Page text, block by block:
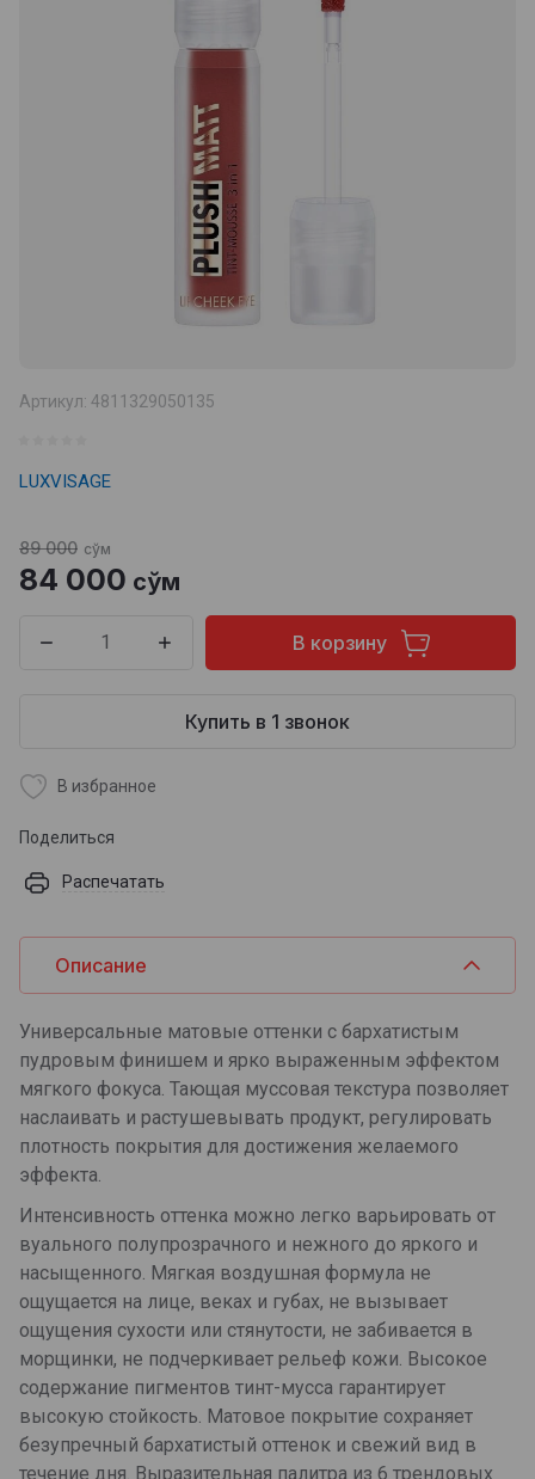
Артикул: 4811329050135
LUXVISAGE
89 000 сўм
84 000 сўм
В корзину
Купить в 1 звонок
В избранное
Поделиться
Распечатать
Описание
Универсальные матовые оттенки с бархатистым
пудровым финишем и ярко выраженным эффектом
мягкого фокуса. Тающая муссовая текстура позволяет
наслаивать и растушевывать продукт, регулировать
плотность покрытия для достижения желаемого
эффекта.
Интенсивность оттенка можно легко варьировать от
вуального полупрозрачного и нежного до яркого и
насыщенного. Мягкая воздушная формула не
ощущается на лице, веках и губах, не вызывает
ощущения сухости или стянутости, не забивается в
морщинки, не подчеркивает рельеф кожи. Высокое
содержание пигментов тинт-мусса гарантирует
высокую стойкость. Матовое покрытие сохраняет
безупречный бархатистый оттенок и свежий вид в
течение дня. Выразительная палитра из 6 трендовых